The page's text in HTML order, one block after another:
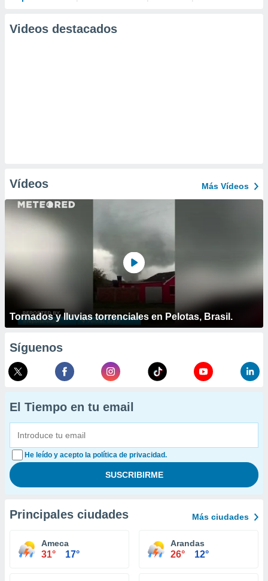
Videos destacados
Vídeos Más Vídeos
Tornados y lluvias torrenciales en Pelotas, Brasil.
Síguenos
El Tiempo en tu email
He leído y acepto la política de privacidad.
Principales ciudades Más ciudades
Ameca
31° 17°
Arandas
26° 12°